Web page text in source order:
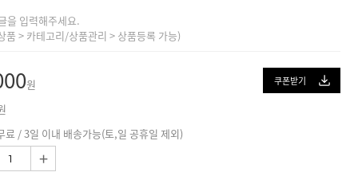
을 입력해주세요.
품 > 카테고리/상품관리 > 상품등록 가능)
쿠폰받기
원
료 / 3일 이내 배송가능(토,일 공휴일 제외)
+